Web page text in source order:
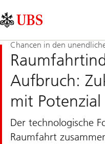
Links
Area
Chancen in den
Aufbruch:
mit Potenzial
Der technologische
Raumfahrt